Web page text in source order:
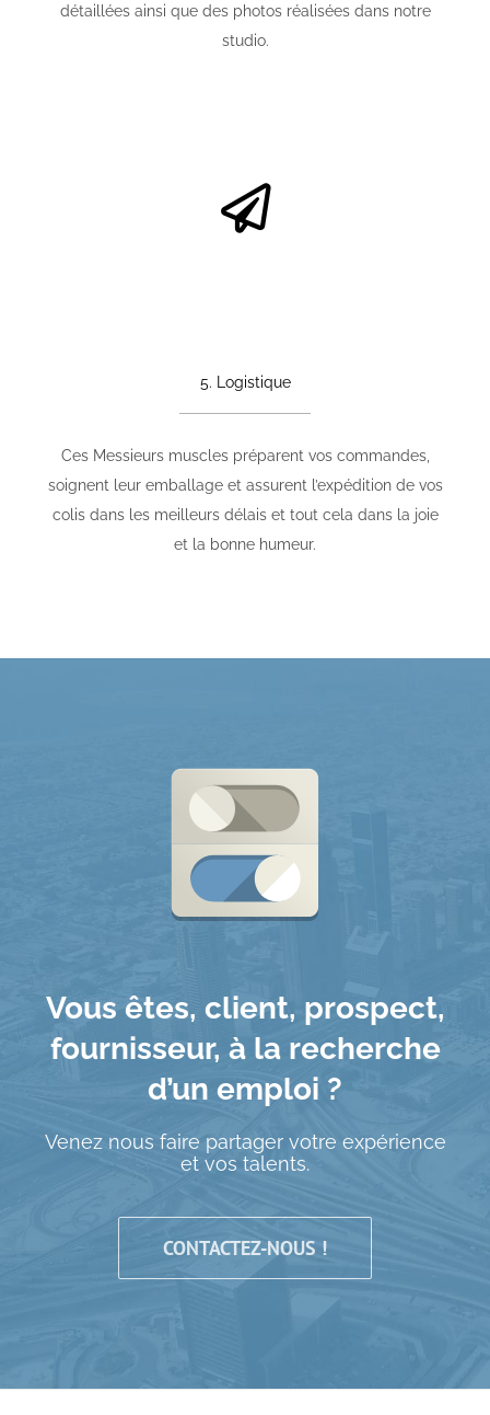
détaillées ainsi que des photos réalisées dans notre
studio.
5. Logistique
Ces Messieurs muscles préparent vos commandes,
soignent leur emballage et assurent l’expédition de vos
colis dans les meilleurs délais et tout cela dans la joie
et la bonne humeur.
Vous êtes, client, prospect,
fournisseur, à la recherche
d’un emploi ?
Venez nous faire partager votre expérience
et vos talents.
CONTACTEZ-NOUS !